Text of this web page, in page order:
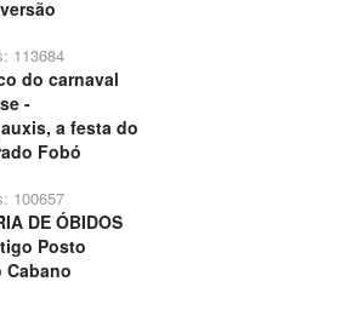
113684
do carnaval
-
a festa do
Fobó
100657
DE ÓBIDOS
Posto
Cabano